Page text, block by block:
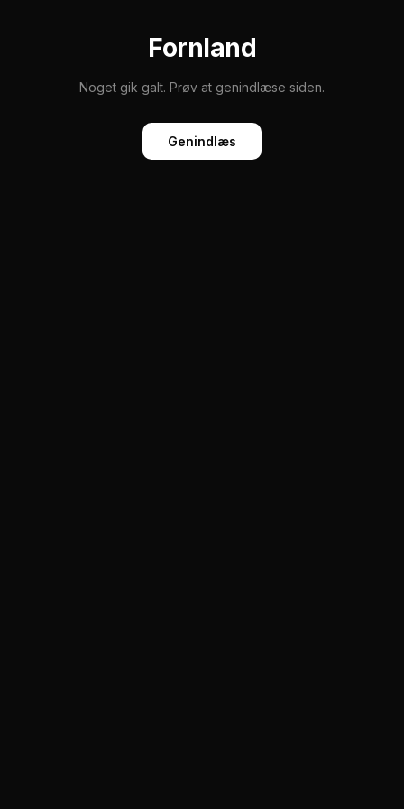
Fornland
Noget gik galt. Prøv at genindlæse siden.
Genindlæs